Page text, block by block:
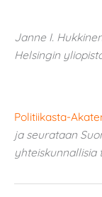
Janne I.
Helsingin
Politiikasta-
ja seurataan
yhteiskunnallisia